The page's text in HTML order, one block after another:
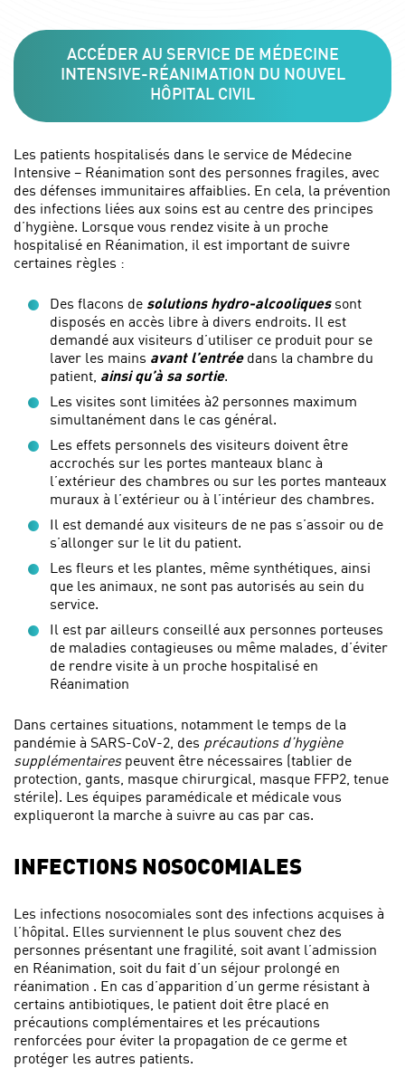
ACCÉDER AU SERVICE DE MÉDECINE
INTENSIVE-RÉANIMATION DU NOUVEL
HÔPITAL CIVIL
Les patients hospitalisés dans le service de Médecine
Intensive – Réanimation sont des personnes fragiles, avec
des défenses immunitaires affaiblies. En cela, la prévention
des infections liées aux soins est au centre des principes
d’hygiène. Lorsque vous rendez visite à un proche
hospitalisé en Réanimation, il est important de suivre
certaines règles :
Des flacons de solutions hydro-alcooliques sont
disposés en accès libre à divers endroits. Il est
demandé aux visiteurs d’utiliser ce produit pour se
laver les mains avant l’entréedans la chambre du
patient, ainsi qu’à sa sortie.
Les visites sont limitées à2 personnes maximum
simultanément dans le cas général.
Les effets personnels des visiteurs doivent être
accrochés sur les portes manteaux blanc à
l’extérieur des chambres ou sur les portes manteaux
muraux à l’extérieur ou à l’intérieur des chambres.
Il est demandé aux visiteurs de ne pas s’assoir ou de
s’allonger sur le lit du patient.
Les fleurs et les plantes, même synthétiques, ainsi
que les animaux, ne sont pas autorisés au sein du
service.
Il est par ailleurs conseillé aux personnes porteuses
de maladies contagieuses ou même malades, d’éviter
de rendre visite à un proche hospitalisé en
Réanimation
Dans certaines situations, notamment le temps de la
pandémie à SARS-CoV-2, des précautions d’hygiène
supplémentaires peuvent être nécessaires (tablier de
protection, gants, masque chirurgical, masque FFP2, tenue
stérile). Les équipes paramédicale et médicale vous
expliqueront la marche à suivre au cas par cas.
INFECTIONS NOSOCOMIALES
Les infections nosocomiales sont des infections acquises à
l’hôpital. Elles surviennent le plus souvent chez des
personnes présentant une fragilité, soit avant l’admission
en Réanimation, soit du fait d’un séjour prolongé en
réanimation . En cas d’apparition d’un germe résistant à
certains antibiotiques, le patient doit être placé en
précautions complémentaires et les précautions
renforcées pour éviter la propagation de ce germe et
protéger les autres patients.